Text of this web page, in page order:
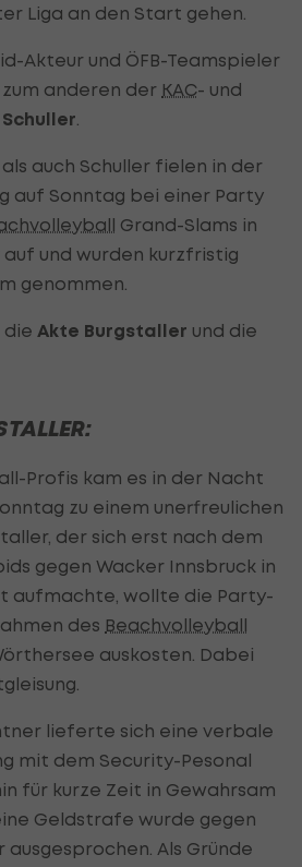
Liga an den Start gehen.
Akteur und ÖFB-Teamspieler
, zum anderen der KAC- und
auch Schuller fielen in der
auf Sonntag bei einer Party
Grand-Slams in
und wurden kurzfristig
genommen.
Akte Burgstaller und die
Profis kam es in der Nacht
zu einem unerfreulichen
der sich erst nach dem
gegen Wacker Innsbruck in
aufmachte, wollte die Party-
des Beachvolleyball
auskosten. Dabei
lieferte sich eine verbale
mit dem Security-Pesonal
für kurze Zeit in Gewahrsam
Geldstrafe wurde gegen
Als Gründe